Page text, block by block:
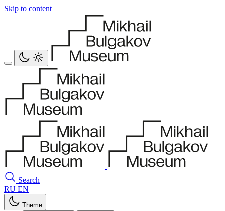
Skip to content
Search
RU EN
Theme